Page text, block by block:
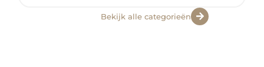
Bekijk alle categorieën